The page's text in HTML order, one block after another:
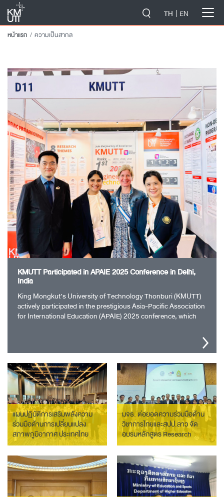
TH EN
หน้าแรก ความเป็นสากล
KMUTT Participated in APAIE 2025 Conference in Delhi,
India
King Mongkut’s University of Technology Thonburi (KMUTT)
actively participated in the prestigious Asia-Pacific Association
for International Education (APAIE) 2025 conference, which
แผนปฏิบัติการเสริมพลังความ
ร่วมมือด้านการเปลี่ยนแปลง
สภาพภูมิอากาศ ประเทศไทย
มจธ. ต่อยอดความร่วมมือด้าน
วิชาการไทยและสปป.ลาว จัด
อบรมหลักสูตร Research
Management and Capacity
Building รุ่นที่ 2